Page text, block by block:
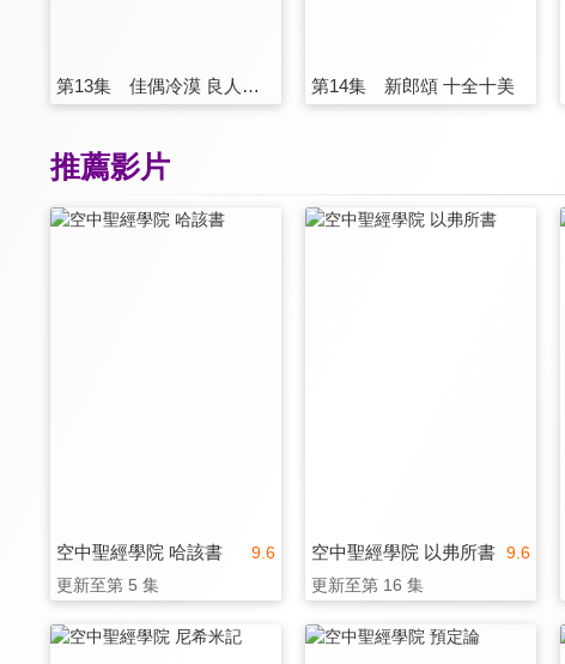
第13集 佳偶冷漠 良人離開 第14集 新郎頌 十全十美
推薦影片
9.6
空中聖經學院 哈該書
更新至第 5 集
9.6
空中聖經學院 以弗所書
更新至第 16 集